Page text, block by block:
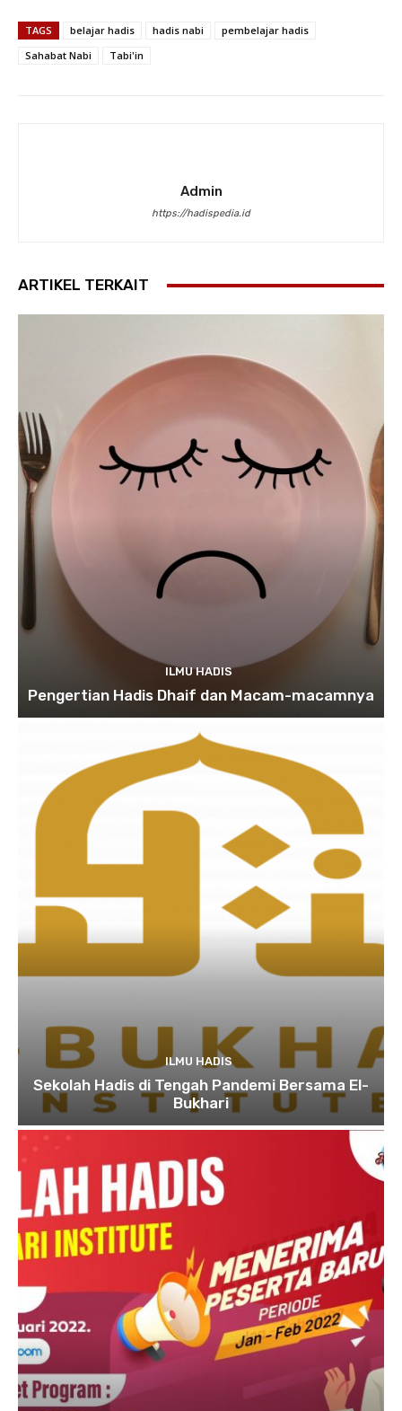
TAGS belajar hadis hadis nabi
pembelajar hadis
Sahabat Nabi
Tabi'in
Admin
https://hadispedia.id
ARTIKEL TERKAIT
ILMU HADIS
Pengertian Hadis Dhaif dan Macam-macamnya
ILMU HADIS
Sekolah Hadis di Tengah Pandemi Bersama El-
Bukhari